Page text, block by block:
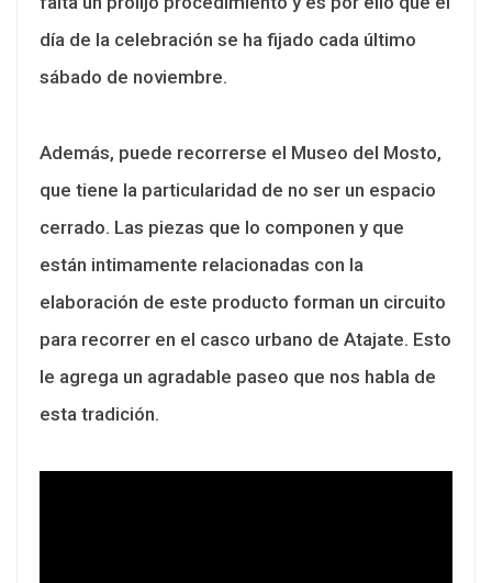
día de la celebración se ha fijado cada último
sábado de noviembre.
Además, puede recorrerse el Museo del Mosto,
que tiene la particularidad de no ser un espacio
cerrado. Las piezas que lo componen y que
están intimamente relacionadas con la
elaboración de este producto forman un circuito
para recorrer en el casco urbano de Atajate. Esto
le agrega un agradable paseo que nos habla de
esta tradición.